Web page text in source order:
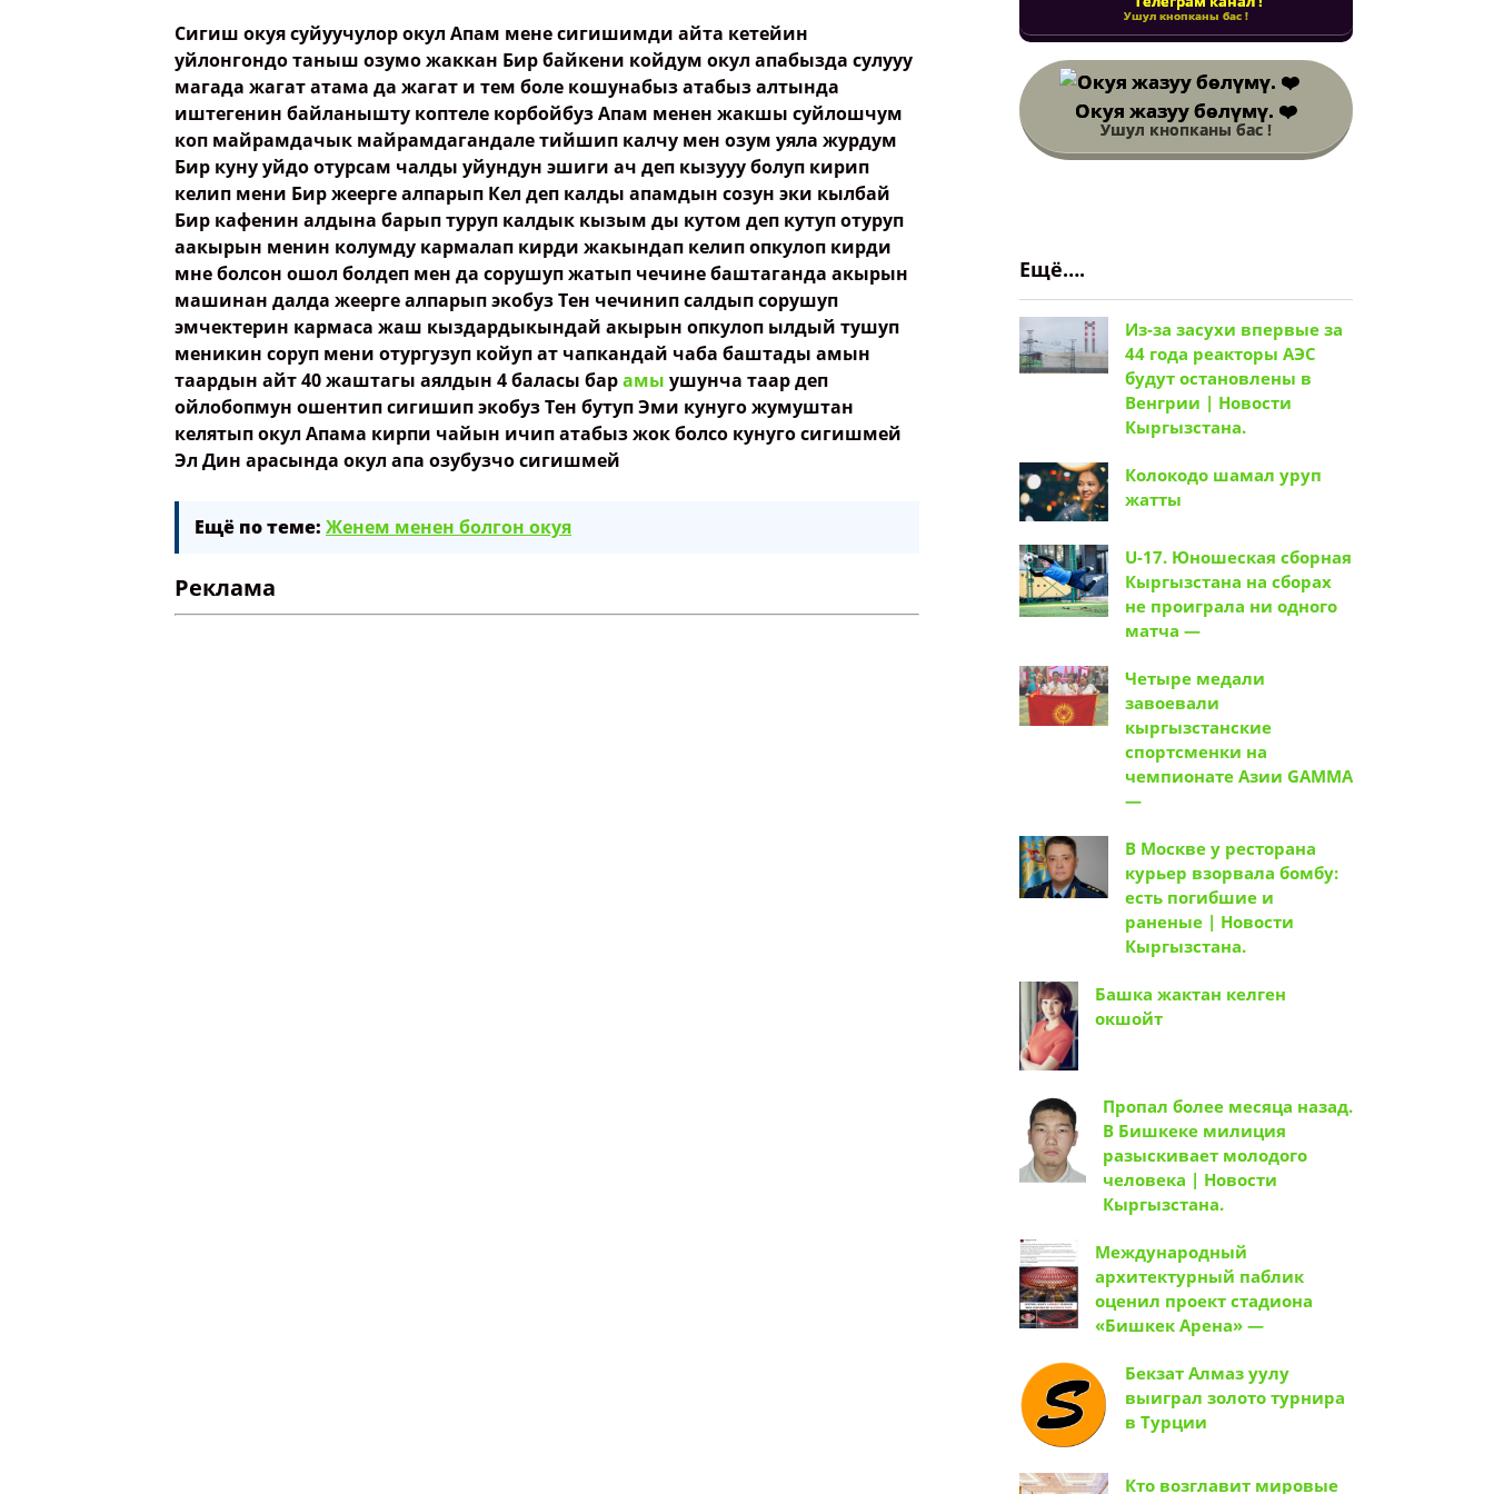
Ваше имя
Название сообщения
Опубликовать контент
Сигиш окуя суйуучулор окул Апам мене сигишимди айта кетейин
уйлонгондо таныш озумо жаккан Бир байкени койдум окул апабызда сулууу
магада жагат атама да жагат и тем боле кошунабыз атабыз алтында
иштегенин байланышту коптеле корбойбуз Апам менен жакшы суйлошчум
коп майрамдачык майрамдагандале тийшип калчу мен озум уяла журдум
Бир куну уйдо отурсам чалды уйундун эшиги ач деп кызууу болуп кирип
келип мени Бир жеерге алпарып Кел деп калды апамдын созун эки кылбай
Бир кафенин алдына барып туруп калдык кызым ды кутом деп кутуп отуруп
аакырын менин колумду кармалап кирди жакындап келип опкулоп кирди
мне болсон ошол болдеп мен да сорушуп жатып чечине баштаганда акырын
машинан далда жеерге алпарып экобуз Тен чечинип салдып сорушуп
эмчектерин кармаса жаш кыздардыкындай акырын опкулоп ылдый тушуп
меникин соруп мени отургузуп койуп ат чапкандай чаба баштады амын
таардын айт 40 жаштагы аялдын 4 баласы барамы ушунча таар деп
ойлобопмун ошентип сигишип экобуз Тен бутуп Эми кунуго жумуштан
келятып окул Апама кирпи чайын ичип атабыз жок болсо кунуго сигишмей
Эл Дин арасында окул апа озубузчо сигишмей
Ещё по теме: Женем менен болгон окуя
Реклама
Ушул кнопканы бас !
Окуя жазуу бөлүмү. ❤️
Ушул кнопканы бас !
Ещё….
Из-за засухи впервые за
44 года реакторы АЭС
будут остановлены в
Венгрии | Новости
Кыргызстана.
Колокодо шамал уруп
жатты
U-17. Юношеская сборная
Кыргызстана на сборах
не проиграла ни одного
матча —
Четыре медали
завоевали
кыргызстанские
спортсменки на
чемпионате Азии GAMMA
—
В Москве у ресторана
курьер взорвала бомбу:
есть погибшие и
раненые | Новости
Кыргызстана.
Башка жактан келген
окшойт
Пропал более месяца назад.
В Бишкеке милиция
разыскивает молодого
человека | Новости
Кыргызстана.
Международный
архитектурный паблик
оценил проект стадиона
«Бишкек Арена» —
Бекзат Алмаз уулу
выиграл золото турнира
в Турции
Кто возглавит мировые